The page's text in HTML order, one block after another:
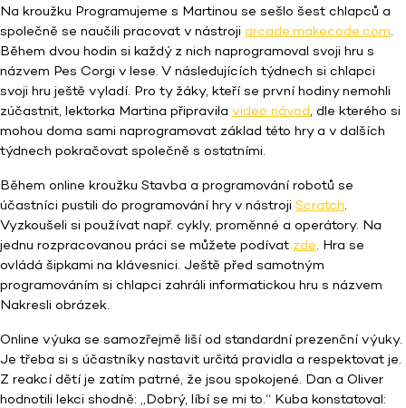
Na kroužku Programujeme s Martinou se sešlo šest chlapců a
společně se naučili pracovat v nástroji arcade.makecode.com.
Během dvou hodin si každý z nich naprogramoval svoji hru s
názvem Pes Corgi v lese. V následujících týdnech si chlapci
svoji hru ještě vyladí. Pro ty žáky, kteří se první hodiny nemohli
zúčastnit, lektorka Martina připravila video návod, dle kterého si
mohou doma sami naprogramovat základ této hry a v dalších
týdnech pokračovat společně s ostatními.
Během online kroužku Stavba a programování robotů se
účastníci pustili do programování hry v nástroji Scratch.
Vyzkoušeli si používat např. cykly, proměnné a operátory. Na
jednu rozpracovanou práci se můžete podívat zde. Hra se
ovládá šipkami na klávesnici. Ještě před samotným
programováním si chlapci zahráli informatickou hru s názvem
Nakresli obrázek.
Online výuka se samozřejmě liší od standardní prezenční výuky.
Je třeba si s účastníky nastavit určitá pravidla a respektovat je.
Z reakcí dětí je zatím patrné, že jsou spokojené. Dan a Oliver
hodnotili lekci shodně: „Dobrý, líbí se mi to.“ Kuba konstatoval: